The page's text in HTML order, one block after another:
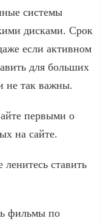
системы
дисками. Срок
если активном
для больших
не так важны.
первыми о
на сайте.
ставить
фильмы по